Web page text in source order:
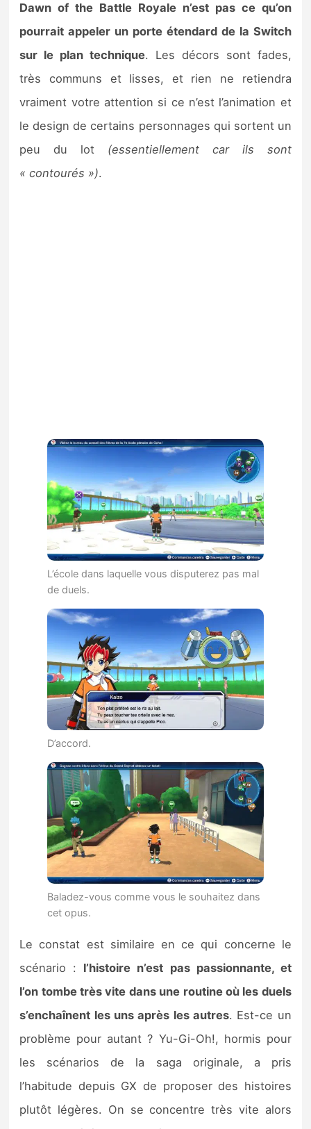
Dawn of the Battle Royale n’est pas ce qu’on
pourrait appeler un porte étendard de la Switch
sur le plan technique. Les décors sont fades,
très communs et lisses, et rien ne retiendra
vraiment votre attention si ce n’est l’animation et
le design de certains personnages qui sortent un
peu du lot (essentiellement car ils sont
« contourés »).
L’école dans laquelle vous disputerez pas mal
de duels.
D’accord.
Baladez-vous comme vous le souhaitez dans
cet opus.
Le constat est similaire en ce qui concerne le
scénario : l’histoire n’est pas passionnante, et
l’on tombe très vite dans une routine où les duels
s’enchaînent les uns après les autres. Est-ce un
problème pour autant ? Yu-Gi-Oh!, hormis pour
les scénarios de la saga originale, a pris
l’habitude depuis GX de proposer des histoires
plutôt légères. On se concentre très vite alors